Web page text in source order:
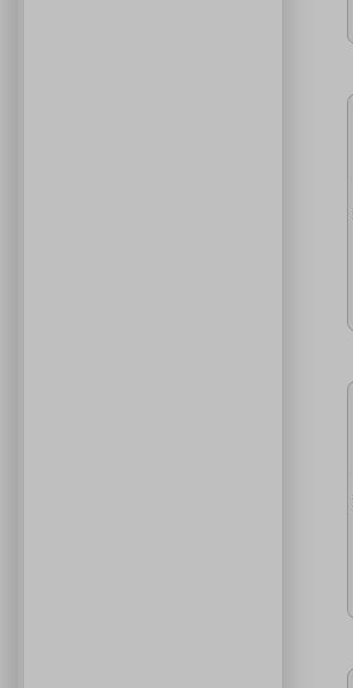
🚘 停車位有限，建議共乘或搭乘大
🌱 大眾運輸每人每公里約可減少
🔥 線上報名｜火速
名額有限，依完成報名及繳費順序保留名額，